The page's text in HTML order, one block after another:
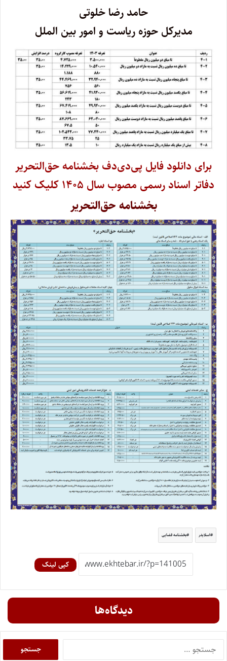
حامد رضا خلوتی
مدیرکل حوزه ریاست و امور بین الملل
برای دانلود فایل پی‌دی‌دف بخشنامه حق‌التحریر
دفاتر اسناد رسمی مصوب سال ۱۴۰۵ کلیک کنید
بخشنامه حق‌التحریر
اسلایدر بخشنامه قضایی
کپی لینک
دیدگاه‌ها